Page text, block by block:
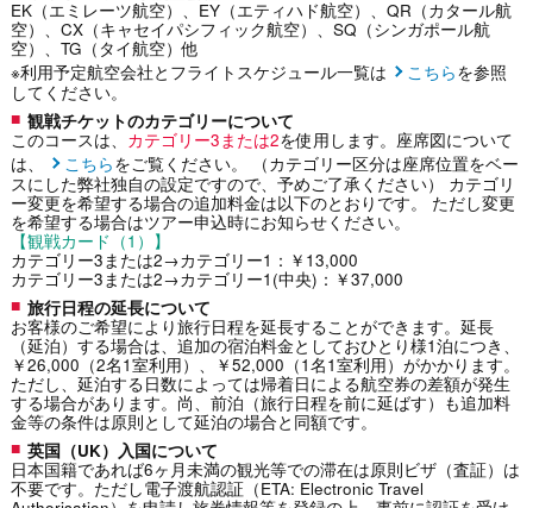
EK（エミレーツ航空）、EY（エティハド航空）、QR（カタール航
空）、CX（キャセイパシフィック航空）、SQ（シンガポール航
空）、TG（タイ航空）他
※利用予定航空会社とフライトスケジュール一覧は
こちらを参照
してください。
観戦チケットのカテゴリーについて
このコースは、 カテゴリー3または2を使用します。座席図について
は、
こちらをご覧ください。 （カテゴリー区分は座席位置をベー
スにした弊社独自の設定ですので、予めご了承ください） カテゴリ
ー変更を希望する場合の追加料金は以下のとおりです。 ただし変更
を希望する場合はツアー申込時にお知らせください。
【観戦カード（1）】
カテゴリー3または2→カテゴリー1：￥13,000
カテゴリー3または2→カテゴリー1(中央)：￥37,000
旅行日程の延長について
お客様のご希望により旅行日程を延長することができます。延長
（延泊）する場合は、追加の宿泊料金としておひとり様1泊につき、
￥26,000（2名1室利用）、￥52,000（1名1室利用）がかかります。
ただし、延泊する日数によっては帰着日による航空券の差額が発生
する場合があります。尚、前泊（旅行日程を前に延ばす）も追加料
金等の条件は原則として延泊の場合と同額です。
英国（UK）入国について
日本国籍であれば6ヶ月未満の観光等での滞在は原則ビザ（査証）は
不要です。ただし電子渡航認証（ETA: Electronic Travel